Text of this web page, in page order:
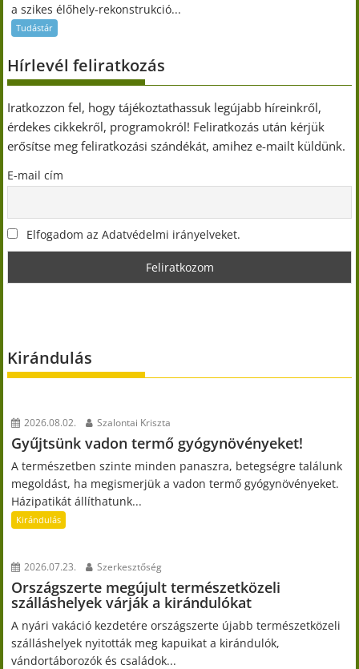
a szikes élőhely-rekonstrukció...
Tudástár
Hírlevél feliratkozás
Iratkozzon fel, hogy tájékoztathassuk legújabb híreinkről,
érdekes cikkekről, programokról! Feliratkozás után kérjük
erősítse meg feliratkozási szándékát, amihez e-mailt küldünk.
E-mail cím
Elfogadom az Adatvédelmi irányelveket.
Kirándulás
2026.08.02. Szalontai Kriszta
Gyűjtsünk vadon termő gyógynövényeket!
A természetben szinte minden panaszra, betegségre találunk
megoldást, ha megismerjük a vadon termő gyógynövényeket.
Házipatikát állíthatunk...
Kirándulás
2026.07.23. Szerkesztőség
Országszerte megújult természetközeli
szálláshelyek várják a kirándulókat
A nyári vakáció kezdetére országszerte újabb természetközeli
szálláshelyek nyitották meg kapuikat a kirándulók,
vándortáborozók és családok...